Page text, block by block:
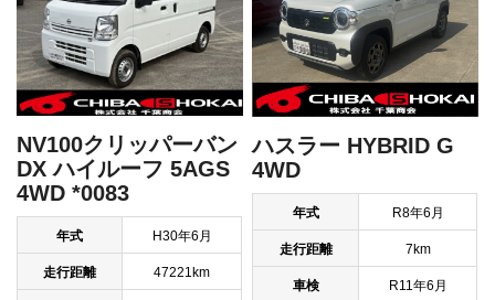
NV100クリッパーバン
DX ハイルーフ 5AGS
4WD *0083
年式 H30年6月
走行距離 47221km
ハスラー HYBRID G
4WD
年式 R8年6月
走行距離 7km
車検 R11年6月